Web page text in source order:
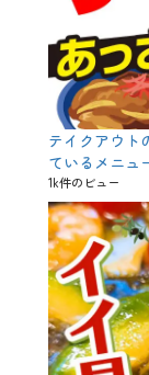
テイクアウト
ているメニュ
1k件のビュー